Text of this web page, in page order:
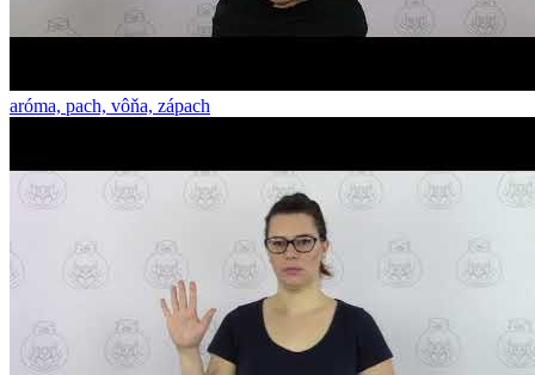
aróma, pach, vôňa, zápach